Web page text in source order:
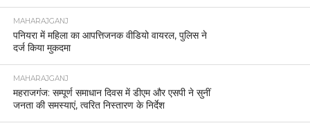
MAHARAJGANJ
पनियरा में महिला का आपत्तिजनक वीडियो वायरल, पुलिस ने
दर्ज किया मुकदमा
MAHARAJGANJ
महराजगंज: सम्पूर्ण समाधान दिवस में डीएम और एसपी ने सुनीं
जनता की समस्याएं, त्वरित निस्तारण के निर्देश